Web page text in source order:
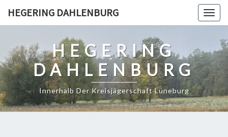
HEGERING DAHLENBURG
HEGERING
DAHLENBURG
Innerhalb Der Kreisjägerschaft Lüneburg